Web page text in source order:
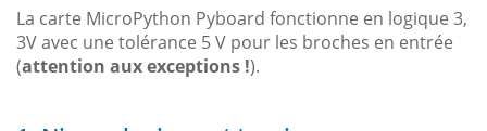
La carte MicroPython Pyboard fonctionne en logique 3,
3V avec une tolérance 5 V pour les broches en entrée
(attention aux exceptions !).